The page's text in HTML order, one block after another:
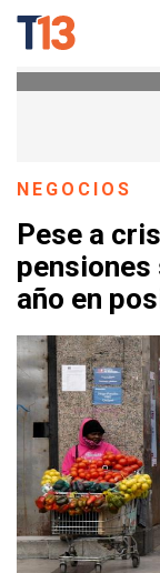
NEGOCIOS
Pese a
pensiones
año en